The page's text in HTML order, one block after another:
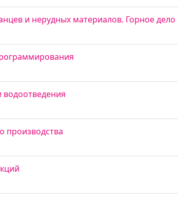
и нерудных материалов. Горное дело
производства